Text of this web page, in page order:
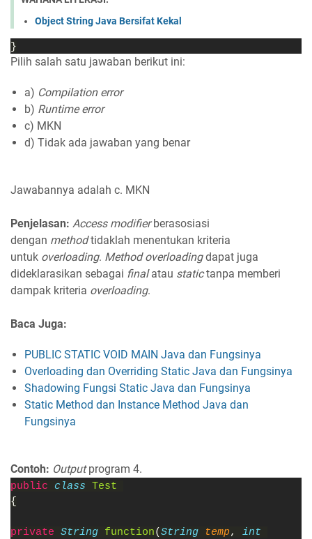
Object String Java Bersifat Kekal
}
Pilih salah satu jawaban berikut ini:
a) Compilation error
b) Runtime error
c) MKN
d) Tidak ada jawaban yang benar
Jawabannya adalah c. MKN
Penjelasan: Access modifierberasosiasi
dengan methodtidaklah menentukan kriteria
untuk overloading. Method overloadingdapat juga
dideklarasikan sebagai finalatau statictanpa memberi
dampak kriteria overloading.
Baca Juga:
PUBLIC STATIC VOID MAIN Java dan Fungsinya
Overloading dan Overriding Static Java dan Fungsinya
Shadowing Fungsi Static Java dan Fungsinya
Static Method dan Instance Method Java dan
Fungsinya
Contoh: Outputprogram 4.
public class Test
{
private String function(String temp,